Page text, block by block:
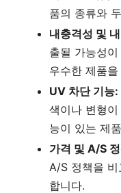
품의 종류와
내충격성 및
출될 가능성
우수한 제품
UV 차단 기능:
색이나 변형
능이 있는 제
가격 및 A/S
A/S 정책을
합니다.